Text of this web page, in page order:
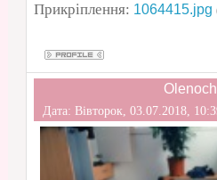
Прикріплення: 1064415.jpg
Дата: Вівторок, 03.07.2018,